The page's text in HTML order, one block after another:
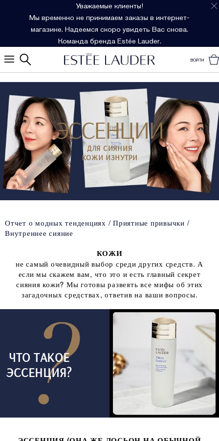
Уважаемые клиенты!
Мы временно не принимаем заказы в интернет-
магазине. Надеемся скоро увидеть Вас снова.
Команда бренда Estée Lauder.
ВОЙТИ
ЭССЕНЦИИ
ДЛЯ СИЯНИЯ
КОЖИ ИЗНУТРИ
Отчет о модных тенденциях
Приятные привычки
Внутреннее сияние
КОЖИ
не самый очевидный выбор среди других средств. А
если мы скажем вам, что это и есть главный секрет
сияния кожи? Мы готовы развеять все мифы об этих
загадочных средствах, ответив на ваши вопросы.
ЧТО ТАКОЕ
ЭССЕНЦИЯ?